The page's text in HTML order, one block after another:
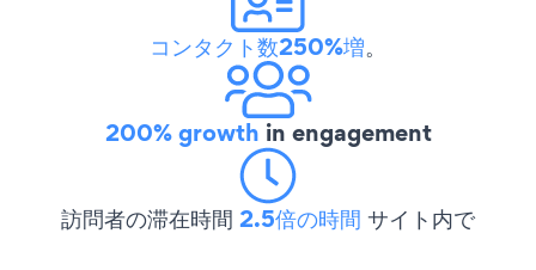
コンタクト数250%増。
200% growth in engagement
訪問者の滞在時間 2.5倍の時間 サイト内で